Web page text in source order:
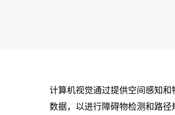
计算机视觉通过提供空间感知
数据，以进行障碍物检测和路径